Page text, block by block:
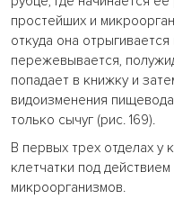
простейших и
откуда она
пережевывается,
попадает в книжку и
видоизменения
только сычуг (рис. 169).
В первых трех отделах у
клетчатки под
микроорганизмов.